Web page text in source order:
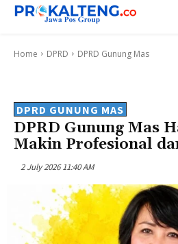
Home DPRD DPRD Gunung Mas
DPRD GUNUNG MAS
DPRD Gunung Mas
Makin Profesional
2 July 2026 11:40 AM